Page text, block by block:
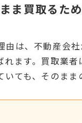
ま買取るため
は、不動産会
ます。買取業
ても、そのまま